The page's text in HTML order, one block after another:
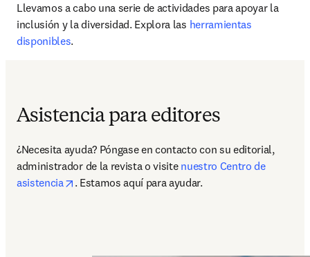
Llevamos a cabo una serie de actividades para apoyar la
inclusión y la diversidad. Explora las herramientas
disponibles.
Asistencia para editores
¿Necesita ayuda? Póngase en contacto con su editorial,
administrador de la revista o visite nuestro Centro de
asistencia
opens in new tab/window
. Estamos aquí para ayudar.